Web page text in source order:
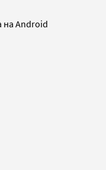
на Android